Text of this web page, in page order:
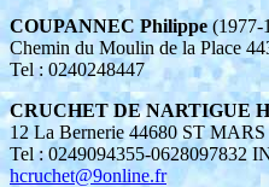
COUPANNEC Philippe(1977-
Chemin du Moulin de la Place
Tel : 0240248447
CRUCHET DE NARTIGUE
12 La Bernerie 44680 ST
Tel : 0249094355-0628097832
hcruchet@9online.fr